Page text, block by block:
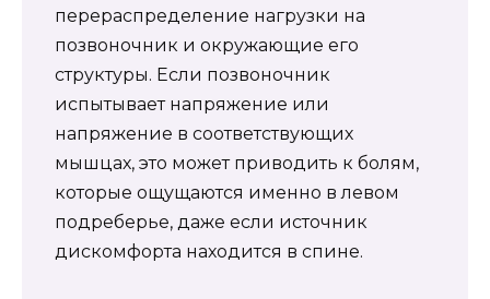
перераспределение нагрузки на
позвоночник и окружающие его
структуры. Если позвоночник
испытывает напряжение или
напряжение в соответствующих
мышцах, это может приводить к болям,
которые ощущаются именно в левом
подреберье, даже если источник
дискомфорта находится в спине.